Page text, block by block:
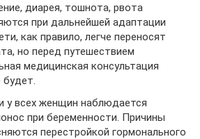
диарея, тошнота, рвота
при дальнейшей адаптации
как правило, легче переносят
но перед путешествием
медицинская консультация
будет.
у всех женщин наблюдается
при беременности. Причины
перестройкой гормонального